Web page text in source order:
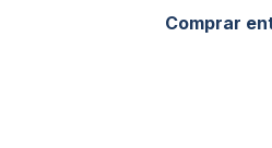
Comprar